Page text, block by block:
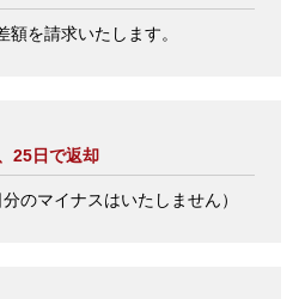
を請求いたします。
25日で返却
のマイナスはいたしません）